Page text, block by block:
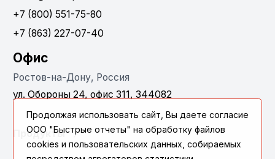
+7 (800) 551-75-80
+7 (863) 227-07-40
Офис
Ростов-на-Дону, Россия
ул. Обороны 24, офис 311, 344082
Продукты
Продолжая использовать сайт, Вы даете согласие
ООО "Быстрые отчеты" на обработку файлов
cookies и пользовательских данных, собираемых